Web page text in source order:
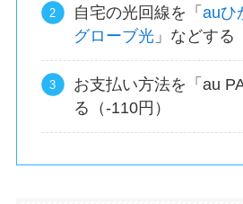
自宅の光回線を「 auひ
グローブ光」などする
お支払い方法を「au
る（-110円）